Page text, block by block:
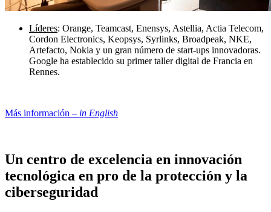
Líderes: Orange, Teamcast, Enensys, Astellia, Actia Telecom,
Cordon Electronics, Keopsys, Syrlinks, Broadpeak, NKE,
Artefacto, Nokia y un gran número de start-ups innovadoras.
Google ha establecido su primer taller digital de Francia en
Rennes.
Más información – in English
Un centro de excelencia en innovación
tecnológica en pro de la protección y la
ciberseguridad